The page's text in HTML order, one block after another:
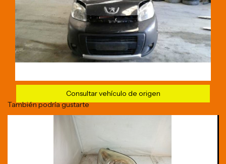
Consultar vehículo de origen
También podría gustarte